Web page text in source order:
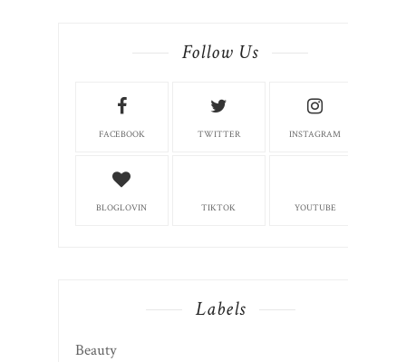
Follow Us
FACEBOOK TWITTER INSTAGRAM
BLOGLOVIN TIKTOK YOUTUBE
Labels
Beauty